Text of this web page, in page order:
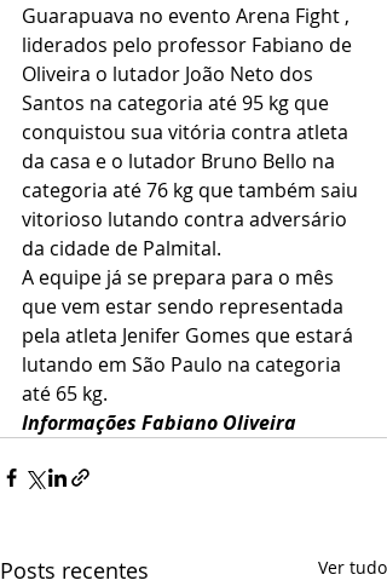
Guarapuava no evento Arena Fight ,
liderados pelo professor Fabiano de
Oliveira o lutador João Neto dos
Santos na categoria até 95 kg que
conquistou sua vitória contra atleta
da casa e o lutador Bruno Bello na
categoria até 76 kg que também saiu
vitorioso lutando contra adversário
da cidade de Palmital.
A equipe já se prepara para o mês
que vem estar sendo representada
pela atleta Jenifer Gomes que estará
lutando em São Paulo na categoria
até 65 kg.
Informações Fabiano Oliveira
Posts recentes Ver tudo